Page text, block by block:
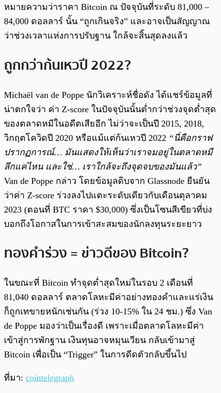
หมายความว่าราคา Bitcoin ณ ปัจจุบันที่ระดับ 81,000 –
84,000 ดอลลาร์ นั้น “ถูกเกินจริง” และอาจเป็นสัญญาณ
ว่าช่วงเวลาแห่งการปรับฐาน ใกล้จะสิ้นสุดลงแล้ว
ถูกกว่าก้นเหวปี 2022?
Michaël van de Poppe นักวิเคราะห์ชื่อดัง ได้แชร์ข้อมูลที่
น่าตกใจว่า ค่า Z-score ในปัจจุบันนั้นต่ำกว่าช่วงจุดต่ำสุด
ของตลาดหมีในอดีตเสียอีก ไม่ว่าจะเป็นปี 2015, 2018,
วิกฤตโควิดปี 2020 หรือแม้แต่ก้นเหวปี 2022 “นี่คือกราฟ
ปรากฏการณ์… มันแสดงให้เห็นว่าเราจมอยู่ในตลาดหมี
ลึกแค่ไหน และใช่… เราใกล้จะถึงจุดจบของมันแล้ว”
Van de Poppe กล่าว โดยข้อมูลดิบจาก Glassnode ยืนยัน
ว่าค่า Z-score ร่วงลงไปแตะระดับเดียวกับเดือนตุลาคม
2023 (ตอนที่ BTC ราคา $30,000) ซึ่งเป็นโซนสีเขียวที่บ่ง
บอกถึงโอกาสในการเข้าสะสมของนักลงทุนระยะยาว
ทองคำร่วง = ข่าวดีของ Bitcoin?
ในขณะที่ Bitcoin ทำจุดต่ำสุดใหม่ในรอบ 2 เดือนที่
81,040 ดอลลาร์ ตลาดโลหะมีค่าอย่างทองคำและแร่เงิน
ก็ถูกเทขายหนักเช่นกัน (ร่วง 10-15% ใน 24 ชม.) ซึ่ง Van
de Poppe มองว่าเป็นเรื่องดี เพราะเมื่อตลาดโลหะมีค่า
เข้าสู่การพักฐาน เงินทุนอาจหมุนเวียน กลับเข้ามาสู่
Bitcoin เพื่อเป็น “Trigger” ในการดีดตัวกลับขึ้นไป
ที่มา: cointelegraph